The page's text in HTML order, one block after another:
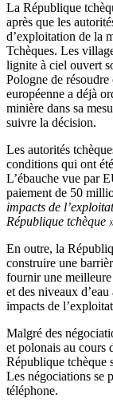
La République
après que les
d’exploitation de la
Tchèques. Les
lignite à ciel ouvert
Pologne de
européenne a déjà
minière dans sa
suivre la décision.
Les autorités
conditions qui ont
L’ébauche vue par
paiement de 50
impacts de
République tchèque
En outre, la
construire une
fournir une
et des niveaux
impacts de
Malgré des
et polonais au cours
République tchèque
Les négociations se
téléphone.